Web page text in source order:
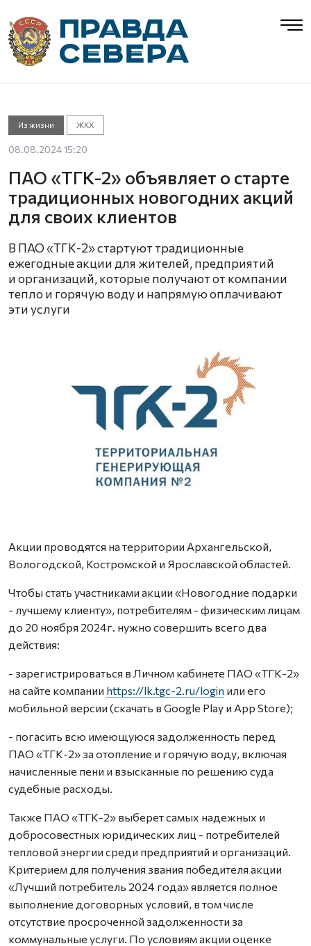
Из жизни ЖКХ
08.08.2024 15:20
ПАО «ТГК-2» объявляет о старте
традиционных новогодних акций
для своих клиентов
В ПАО «ТГК-2» стартуют традиционные
ежегодные акции для жителей, предприятий
и организаций, которые получают от компании
тепло и горячую воду и напрямую оплачивают
эти услуги
Акции проводятся на территории Архангельской,
Вологодской, Костромской и Ярославской областей.
Чтобы стать участниками акции «Новогодние подарки
- лучшему клиенту», потребителям - физическим лицам
до 20 ноября 2024г. нужно совершить всего два
действия:
- зарегистрироваться в Личном кабинете ПАО «ТГК-2»
на сайте компании https://lk.tgc-2.ru/login или его
мобильной версии (скачать в Google Play и App Store);
- погасить всю имеющуюся задолженность перед
ПАО «ТГК-2» за отопление и горячую воду, включая
начисленные пени и взысканные по решению суда
судебные расходы.
Также ПАО «ТГК-2» выберет самых надежных и
добросовестных юридических лиц - потребителей
тепловой энергии среди предприятий и организаций.
Критерием для получения звания победителя акции
«Лучший потребитель 2024 года» является полное
выполнение договорных условий, в том числе
отсутствие просроченной задолженности за
коммунальные услуги. По условиям акции оценке